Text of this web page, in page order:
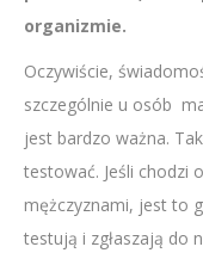
organizmie.
Oczywiście,
szczególnie u osób
jest bardzo ważna.
testować. Jeśli chodzi
mężczyznami, jest to
testują i zgłaszają do